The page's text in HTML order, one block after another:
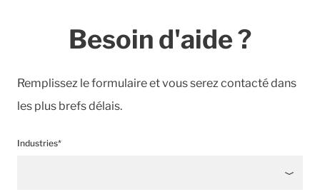
Besoin d'aide ?
Remplissez le formulaire et vous serez contacté dans
les plus brefs délais.
Industries*